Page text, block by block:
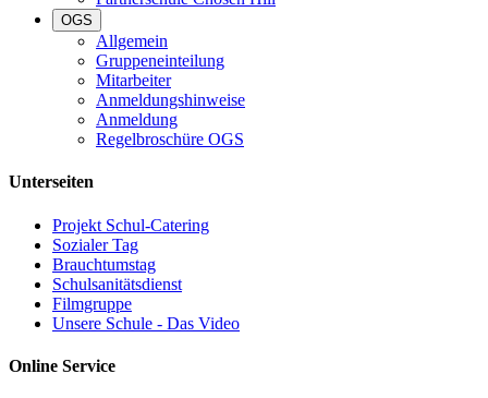
OGS
Allgemein
Gruppeneinteilung
Mitarbeiter
Anmeldungshinweise
Anmeldung
Regelbroschüre OGS
Unterseiten
Projekt Schul-Catering
Sozialer Tag
Brauchtumstag
Schulsanitätsdienst
Filmgruppe
Unsere Schule - Das Video
Online Service